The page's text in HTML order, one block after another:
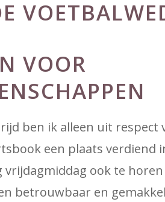
VOOR
ben ik alleen uit respect
een plaats verdiend
ook te
betrouwbaar en